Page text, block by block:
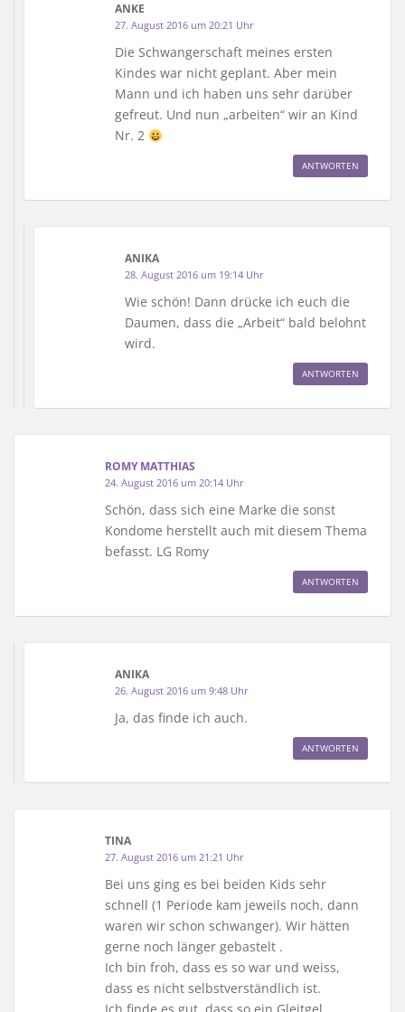
ANKE
27. August 2016 um 20:21 Uhr
Die Schwangerschaft meines ersten
Kindes war nicht geplant. Aber mein
Mann und ich haben uns sehr darüber
gefreut. Und nun „arbeiten“ wir an Kind
Nr. 2
ANTWORTEN
ANIKA
28. August 2016 um 19:14 Uhr
Wie schön! Dann drücke ich euch die
Daumen, dass die „Arbeit“ bald belohnt
wird.
ANTWORTEN
ROMY MATTHIAS
24. August 2016 um 20:14 Uhr
Schön, dass sich eine Marke die sonst
Kondome herstellt auch mit diesem Thema
befasst. LG Romy
ANTWORTEN
ANIKA
26. August 2016 um 9:48 Uhr
Ja, das finde ich auch.
ANTWORTEN
TINA
27. August 2016 um 21:21 Uhr
Bei uns ging es bei beiden Kids sehr
schnell (1 Periode kam jeweils noch, dann
waren wir schon schwanger). Wir hätten
gerne noch länger gebastelt .
Ich bin froh, dass es so war und weiss,
dass es nicht selbstverständlich ist.